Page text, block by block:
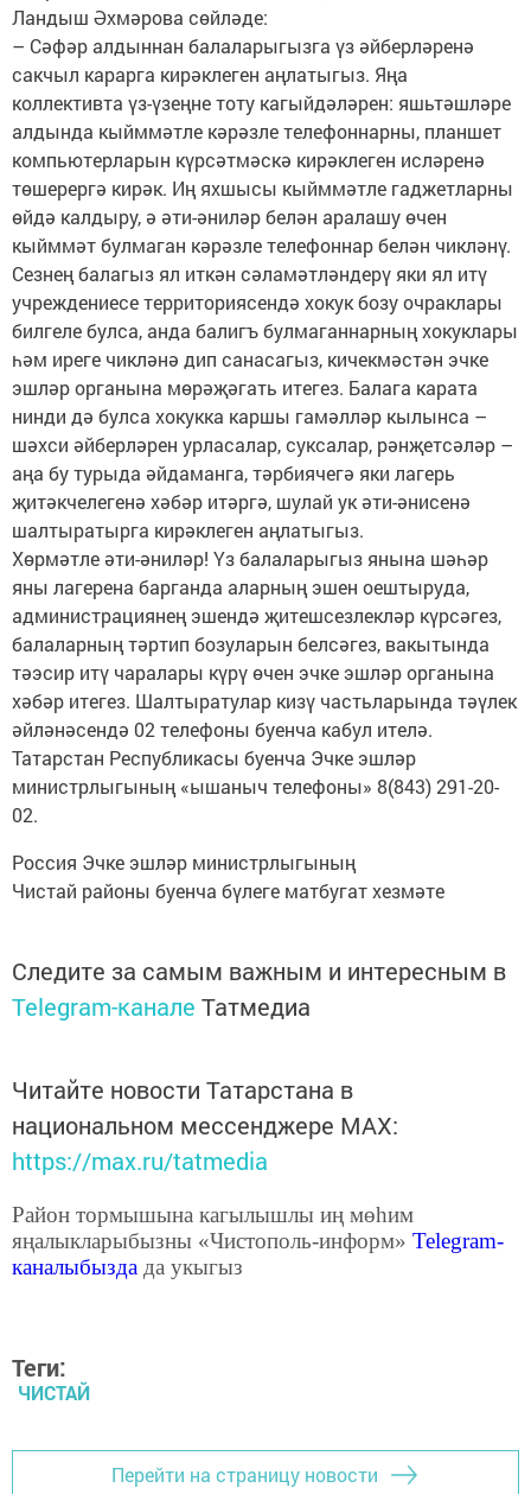
Ландыш Әхмәрова сөйләде:
– Сәфәр алдыннан балаларыгызга үз әйберләренә
сакчыл карарга кирәклеген аңлатыгыз. Яңа
коллективта үз-үзеңне тоту кагыйдәләрен: яшьтәшләре
алдында кыйммәтле кәрәзле телефоннарны, планшет
компьютерларын күрсәтмәскә кирәклеген исләренә
төшерергә кирәк. Иң яхшысы кыйммәтле гаджетларны
өйдә калдыру, ә әти-әниләр белән аралашу өчен
кыйммәт булмаган кәрәзле телефоннар белән чикләнү.
Сезнең балагыз ял иткән сәламәтләндерү яки ял итү
учреждениесе территориясендә хокук бозу очраклары
билгеле булса, анда балигъ булмаганнарның хокуклары
һәм иреге чикләнә дип санасагыз, кичекмәстән эчке
эшләр органына мөрәҗәгать итегез. Балага карата
нинди дә булса хокукка каршы гамәлләр кылынса –
шәхси әйберләрен урласалар, суксалар, рәнҗетсәләр –
аңа бу турыда әйдаманга, тәрбиячегә яки лагерь
җитәкчелегенә хәбәр итәргә, шулай ук әти-әнисенә
шалтыратырга кирәклеген аңлатыгыз.
Хөрмәтле әти-әниләр! Үз балаларыгыз янына шәһәр
яны лагерена барганда аларның эшен оештыруда,
администрациянең эшендә җитешсезлекләр күрсәгез,
балаларның тәртип бозуларын белсәгез, вакытында
тәэсир итү чаралары күрү өчен эчке эшләр органына
хәбәр итегез. Шалтыратулар кизү частьларында тәүлек
әйләнәсендә 02 телефоны буенча кабул ителә.
Татарстан Республикасы буенча Эчке эшләр
министрлыгының «ышаныч телефоны» 8(843) 291-20-
02.
Россия Эчке эшләр министрлыгының
Чистай районы буенча бүлеге матбугат хезмәте
Следите за самым важным и интересным в
Telegram-канале Татмедиа
Читайте новости Татарстана в
национальном мессенджере MАХ:
https://max.ru/tatmedia
Район тормышына кагылышлы иң мөһим
яңалыкларыбызны «Чистополь-информ» Telegram-
каналыбызда да укыгыз
Теги:
ЧИСТАЙ
Перейти на страницу новости